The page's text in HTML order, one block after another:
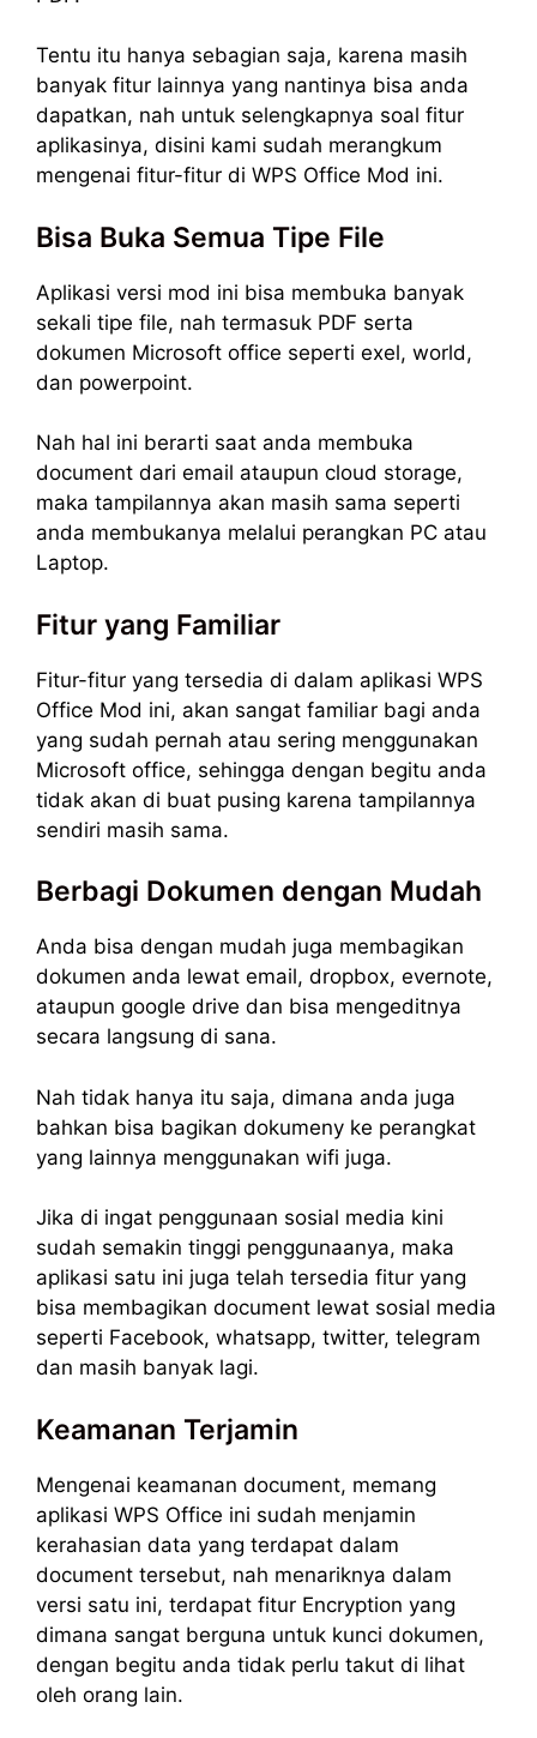
Tentu itu hanya sebagian saja, karena masih
banyak fitur lainnya yang nantinya bisa anda
dapatkan, nah untuk selengkapnya soal fitur
aplikasinya, disini kami sudah merangkum
mengenai fitur-fitur di WPS Office Mod ini.
Bisa Buka Semua Tipe File
Aplikasi versi mod ini bisa membuka banyak
sekali tipe file, nah termasuk PDF serta
dokumen Microsoft office seperti exel, world,
dan powerpoint.
Nah hal ini berarti saat anda membuka
document dari email ataupun cloud storage,
maka tampilannya akan masih sama seperti
anda membukanya melalui perangkan PC atau
Laptop.
Fitur yang Familiar
Fitur-fitur yang tersedia di dalam aplikasi WPS
Office Mod ini, akan sangat familiar bagi anda
yang sudah pernah atau sering menggunakan
Microsoft office, sehingga dengan begitu anda
tidak akan di buat pusing karena tampilannya
sendiri masih sama.
Berbagi Dokumen dengan Mudah
Anda bisa dengan mudah juga membagikan
dokumen anda lewat email, dropbox, evernote,
ataupun google drive dan bisa mengeditnya
secara langsung di sana.
Nah tidak hanya itu saja, dimana anda juga
bahkan bisa bagikan dokumeny ke perangkat
yang lainnya menggunakan wifi juga.
Jika di ingat penggunaan sosial media kini
sudah semakin tinggi penggunaanya, maka
aplikasi satu ini juga telah tersedia fitur yang
bisa membagikan document lewat sosial media
seperti Facebook, whatsapp, twitter, telegram
dan masih banyak lagi.
Keamanan Terjamin
Mengenai keamanan document, memang
aplikasi WPS Office ini sudah menjamin
kerahasian data yang terdapat dalam
document tersebut, nah menariknya dalam
versi satu ini, terdapat fitur Encryption yang
dimana sangat berguna untuk kunci dokumen,
dengan begitu anda tidak perlu takut di lihat
oleh orang lain.